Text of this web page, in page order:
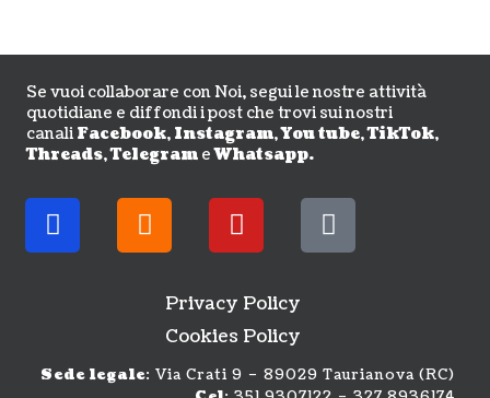
Se vuoi collaborare con Noi, segui le nostre attività
quotidiane e diffondi i post che trovi sui nostri
canali Facebook, Instagram,You tube,TikTok,
Threads,Telegram eWhatsapp.
Privacy Policy
Cookies Policy
Sede legale: Via Crati 9 – 89029 Taurianova (RC)